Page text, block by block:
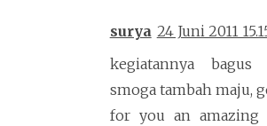
surya 24 Juni 2011
kegiatannya
smoga tambah maju,
for you an amazing